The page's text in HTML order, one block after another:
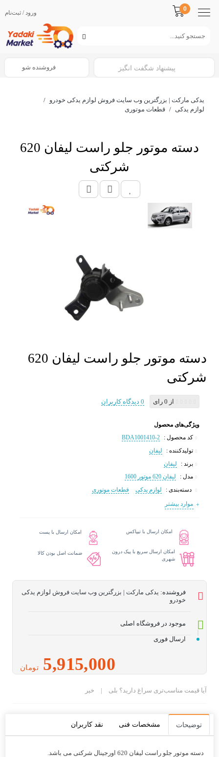
0
ورود / ثبت‌نام
پیشنهاد شگفت انگیز فروشنده شو
یدکی مارکت | بزرگترین وب سایت فروش لوازم یدکی خودرو /
لوازم یدکی / قطعات موتوری
دسته موتور جلو راست لیفان 620
شرکتی
دسته موتور جلو راست لیفان 620
شرکتی
از 0 رای 0 دیدگاه کاربران
ویژگی‌های محصول
کد محصول :
BDA1001410-2
تولیدکننده :
لیفان
برند :
لیفان
مدل :
لیفان 620 موتور 1600
دسته‌بندی :
لوازم یدکی قطعات موتوری
موارد بیشتر
امکان ارسال با تیپاکس امکان ارسال با پست
امکان ارسال سریع با پیک درون
شهری
ضمانت اصل بودن کالا
فروشنده: یدکی مارکت | بزرگترین وب سایت فروش لوازم یدکی
خودرو
موجود در فروشگاه اصلی
ارسال فوری
5,915,000 تومان
آیا قیمت مناسب‌تری سراغ دارید؟ بلی | خیر
توضیحات مشخصات فنی نقد کاربران
دسته موتور جلو راست لیفان 620 اورجینال شرکتی می باشد.